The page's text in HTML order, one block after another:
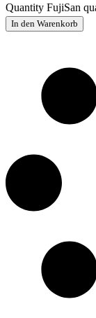
Quantity FujiSan
In den Warenkorb